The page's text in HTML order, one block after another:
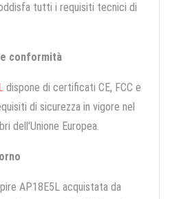
tutti i requisiti tecnici di
conformità
dispone di certificati CE, FCC e
di sicurezza in vigore nel
dell'Unione Europea.
AP18E5L acquistata da